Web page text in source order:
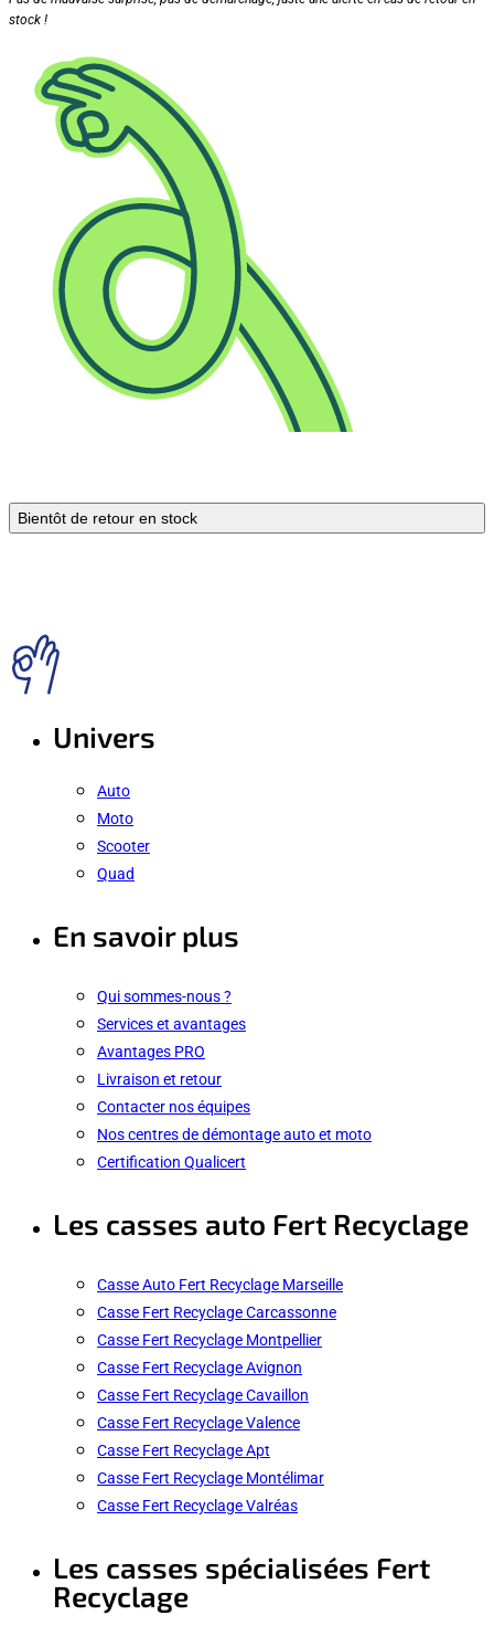
stock !
Bientôt de retour en stock
Univers
Auto
Moto
Scooter
Quad
En savoir plus
Qui sommes-nous ?
Services et avantages
Avantages PRO
Livraison et retour
Contacter nos équipes
Nos centres de démontage auto et moto
Certification Qualicert
Les casses auto Fert Recyclage
Casse Auto Fert Recyclage Marseille
Casse Fert Recyclage Carcassonne
Casse Fert Recyclage Montpellier
Casse Fert Recyclage Avignon
Casse Fert Recyclage Cavaillon
Casse Fert Recyclage Valence
Casse Fert Recyclage Apt
Casse Fert Recyclage Montélimar
Casse Fert Recyclage Valréas
Les casses spécialisées Fert
Recyclage